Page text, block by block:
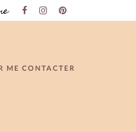
ME CONTACTER